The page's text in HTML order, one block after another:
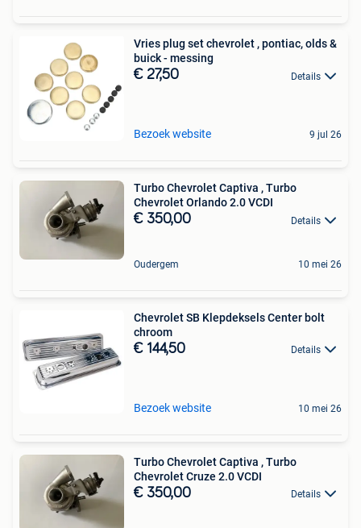
Vries plug set chevrolet , pontiac, olds &
buick - messing
€ 27,50 Details
Bezoek website 9 jul 26
Turbo Chevrolet Captiva , Turbo
Chevrolet Orlando 2.0 VCDI
€ 350,00 Details
Oudergem 10 mei 26
Chevrolet SB Klepdeksels Center bolt
chroom
€ 144,50 Details
Bezoek website 10 mei 26
Turbo Chevrolet Captiva , Turbo
Chevrolet Cruze 2.0 VCDI
€ 350,00 Details